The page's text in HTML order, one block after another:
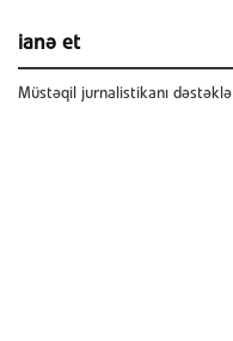
ianə et
Müstəqil jurnalistikanı dəstəklə